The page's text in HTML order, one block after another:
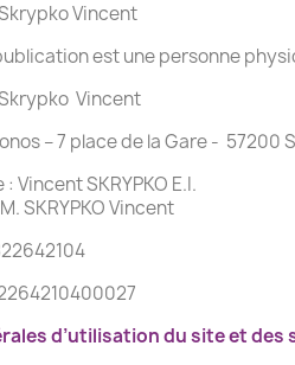
Vincent
est une personne
Vincent
– 7 place de la Gare - 57200
SKRYPKO E.I.
SKRYPKO Vincent
d’utilisation du site et des